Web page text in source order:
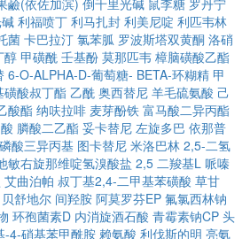
鹼(依佐加滨) 倒千里光碱 鼠李糖 罗丹宁
利福喷丁 利马扎封 利美尼啶 利匹韦林
菌 卡巴拉汀 氯苯胍 罗波斯塔双黄酮 洛硝
醇 甲磺酰 壬基酚 莫那匹韦 樟脑磺酸乙酯
6-O-ALPHA-D-葡萄糖- BETA-环糊精 甲
磺酸叔丁酯 乙酰 奥西替尼 羊毛硫氨酸 己
酸酯 纳呋拉啡 麦芽酚铁 富马酸二异丙酯
膦酸二乙酯 妥卡替尼 左旋多巴 依那普
磷酸三异丙基 图卡替尼 米洛巴林 2,5-二氢
敏右旋那维啶氢溴酸盐 2,5 二羧基L 哌嗪
艾曲泊帕 叔丁基2,4-二甲基苯磺酸 草甘
贝舒地尔 间羟胺 阿莫罗芬EP 氟氯西林钠
环孢菌素D 内消旋酒石酸 青霉素钠CP 头
-4-硝基苯甲酰胺 赖氨酸 利伐斯的明 亮氨